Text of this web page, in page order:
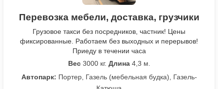
Перевозка мебели, доставка, грузчики
Грузовое такси без посредников, частник! Цены
фиксированные. Работаем без выходных и перерывов!
Приеду в течении часа
Вес3000 кг. Длина4,3 м.
Автопарк: Портер, Газель (мебельная будка), Газель-